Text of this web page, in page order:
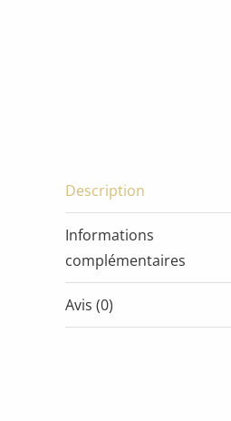
Description
Informations
complémentaires
Avis (0)